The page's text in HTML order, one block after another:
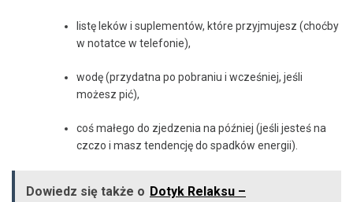
listę leków i suplementów, które przyjmujesz (choćby
w notatce w telefonie),
wodę (przydatna po pobraniu i wcześniej, jeśli
możesz pić),
coś małego do zjedzenia na później (jeśli jesteś na
czczo i masz tendencję do spadków energii).
Dowiedz się także o Dotyk Relaksu –